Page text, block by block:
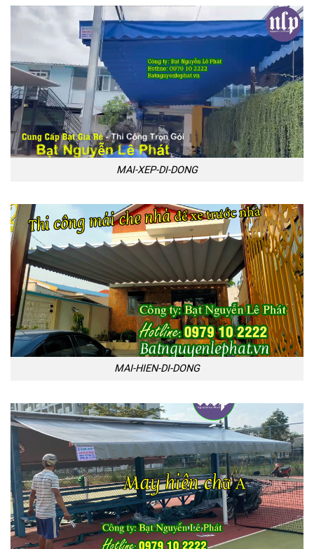
MAI-XEP-DI-DONG
MAI-HIEN-DI-DONG